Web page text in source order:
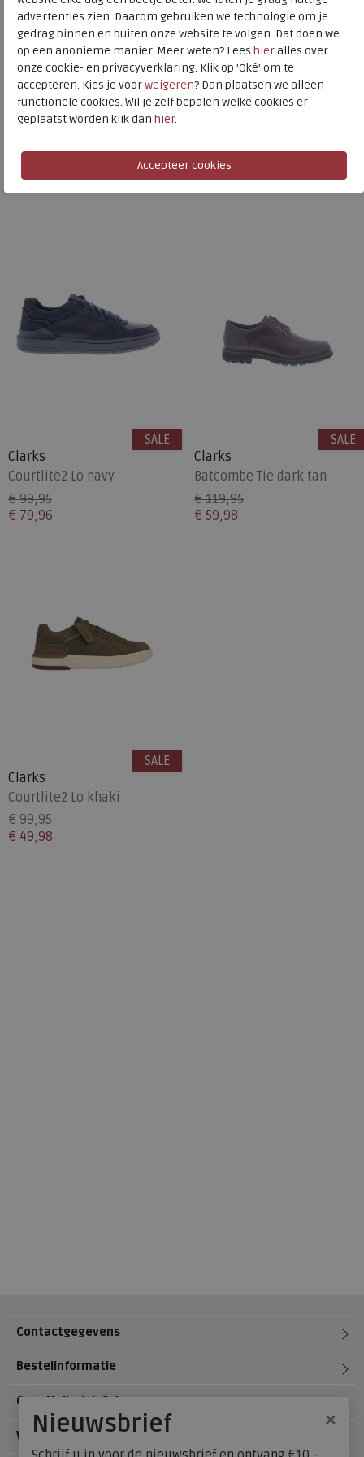
Clarks
Toon alles vanClarks
Naar allesneakers / veterschoenen
Naar alleClarks sneakers / veterschoenen
Is dit iets voor u?
Clarks
Courtlite2 Lo navy
€ 99,95
€ 79,96
SALE
Clarks
Batcombe Tie dark tan
€ 119,95
€ 59,98
SALE
Clarks
Courtlite2 Lo khaki
€ 99,95
€ 49,98
SALE
Contactgegevens
Bestelinformatie
Over Meijerink Schoenen
Voetzorg
×
Nieuwsbrief
advertenties zien. Daarom gebruiken we technologie om je
gedrag binnen en buiten onze website te volgen. Dat doen we
op een anonieme manier. Meer weten? Lees hieralles over
onze cookie- en privacyverklaring. Klik op 'Oké' om te
accepteren. Kies je voorweigeren? Dan plaatsen we alleen
functionele cookies. Wil je zelf bepalen welke cookies er
geplaatst worden klik dan hier.